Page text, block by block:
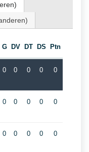
G DV DT DS Ptn
0 0 0 0 0
0 0 0 0 0
0 0 0 0 0